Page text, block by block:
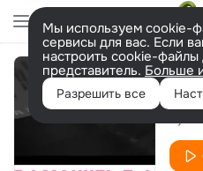
Мы используем cookie-
сервисы для вас. Если
настроить cookie-
представитель. Больше
Разрешить все